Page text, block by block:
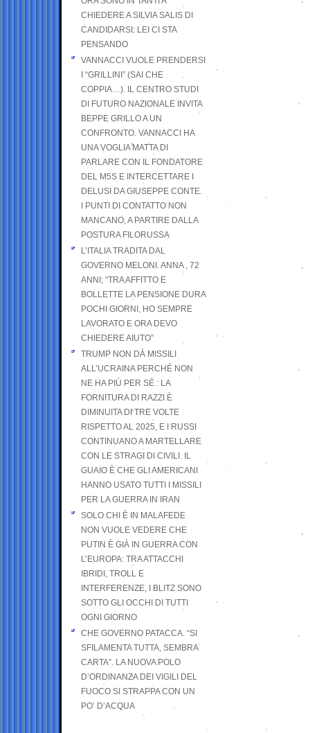
CHIEDERE A SILVIA SALIS DI
CANDIDARSI: LEI CI STA
PENSANDO
VANNACCI VUOLE PRENDERSI
I “GRILLINI” (SAI CHE
COPPIA…). IL CENTRO STUDI
DI FUTURO NAZIONALE INVITA
BEPPE GRILLO A UN
CONFRONTO. VANNACCI HA
UNA VOGLIA MATTA DI
PARLARE CON IL FONDATORE
DEL M5S E INTERCETTARE I
DELUSI DA GIUSEPPE CONTE.
I PUNTI DI CONTATTO NON
MANCANO, A PARTIRE DALLA
POSTURA FILORUSSA
L’ITALIA TRADITA DAL
GOVERNO MELONI. ANNA , 72
ANNI; “TRA AFFITTO E
BOLLETTE LA PENSIONE DURA
POCHI GIORNI, HO SEMPRE
LAVORATO E ORA DEVO
CHIEDERE AIUTO”
TRUMP NON DÀ MISSILI
ALL’UCRAINA PERCHÉ NON
NE HA PIÙ PER SÉ : LA
FORNITURA DI RAZZI È
DIMINUITA DI TRE VOLTE
RISPETTO AL 2025, E I RUSSI
CONTINUANO A MARTELLARE
CON LE STRAGI DI CIVILI. IL
GUAIO È CHE GLI AMERICANI
HANNO USATO TUTTI I MISSILI
PER LA GUERRA IN IRAN
SOLO CHI È IN MALAFEDE
NON VUOLE VEDERE CHE
PUTIN È GIÀ IN GUERRA CON
L’EUROPA: TRA ATTACCHI
IBRIDI, TROLL E
INTERFERENZE, I BLITZ SONO
SOTTO GLI OCCHI DI TUTTI
OGNI GIORNO
CHE GOVERNO PATACCA. “SI
SFILAMENTA TUTTA, SEMBRA
CARTA”. LA NUOVA POLO
D’ORDINANZA DEI VIGILI DEL
FUOCO SI STRAPPA CON UN
PO’ D’ACQUA